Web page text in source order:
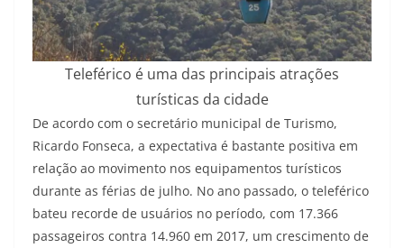
Teleférico é uma das principais atrações
turísticas da cidade
De acordo com o secretário municipal de Turismo,
Ricardo Fonseca, a expectativa é bastante positiva em
relação ao movimento nos equipamentos turísticos
durante as férias de julho. No ano passado, o teleférico
bateu recorde de usuários no período, com 17.366
passageiros contra 14.960 em 2017, um crescimento de